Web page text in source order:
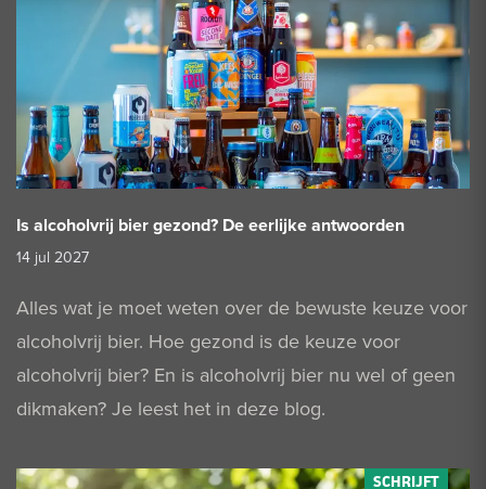
Is alcoholvrij bier gezond? De eerlijke antwoorden
14 jul 2027
Alles wat je moet weten over de bewuste keuze voor
alcoholvrij bier. Hoe gezond is de keuze voor
alcoholvrij bier? En is alcoholvrij bier nu wel of geen
dikmaken? Je leest het in deze blog.